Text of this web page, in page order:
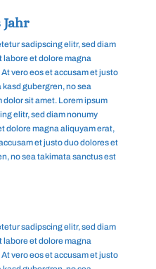
sadipscing elitr, sed diam
et dolore magna
vero eos et accusam et justo
gubergren, no sea
sit amet. Lorem ipsum
elitr, sed diam nonumy
dolore magna aliquyam erat,
et justo duo dolores et
no sea takimata sanctus est
sadipscing elitr, sed diam
et dolore magna
vero eos et accusam et justo